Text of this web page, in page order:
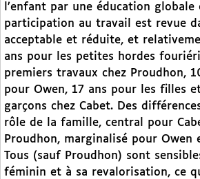
l’enfant par une éducation
participation au travail est revue
acceptable et réduite, et
ans pour les petites hordes
premiers travaux chez Proudhon,
pour Owen, 17 ans pour les filles
garçons chez Cabet. Des
rôle de la famille, central pour
Proudhon, marginalisé pour
Tous (sauf Proudhon) sont
féminin et à sa revalorisation, ce